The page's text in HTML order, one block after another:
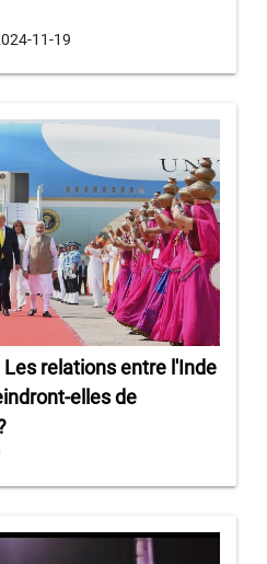
11-19
relations entre l'Inde
elles de